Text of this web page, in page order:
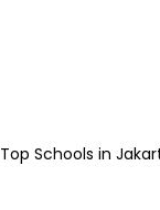
Top Schools in